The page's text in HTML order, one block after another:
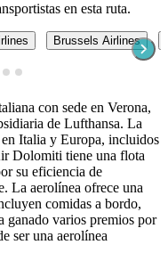
en esta ruta.
Brussels Airlines
con sede en Verona,
de Lufthansa. La
Italia y Europa, incluidos
Dolomiti tiene una flota
su eficiencia de
La aerolínea ofrece una
comidas a bordo,
varios premios por
ser una aerolínea